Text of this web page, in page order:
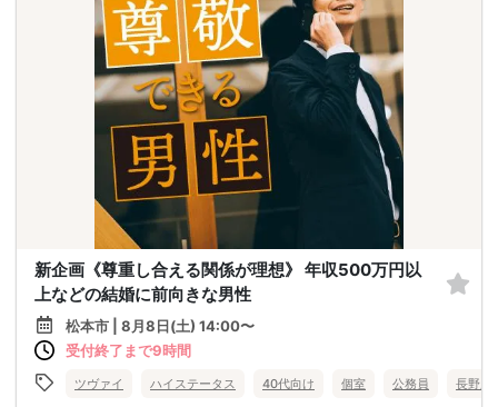
新企画《尊重し合える関係が理想》 年収500万円以
上などの結婚に前向きな男性
松本市 | 8月8日(土) 14:00〜
受付終了まで9時間
ツヴァイ ハイステータス 40代向け 個室 公務員 長野県